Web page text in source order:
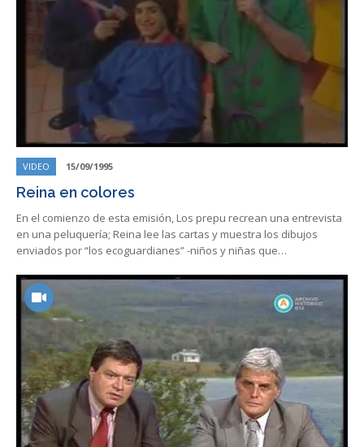
VIDEO 15/09/1995
Reina en colores
En el comienzo de esta emisión, Los prepu recrean una entrevista
en una peluquería; Reina lee las cartas y muestra los dibujos
enviados por “los ecoguardianes” -niños y niñas que…